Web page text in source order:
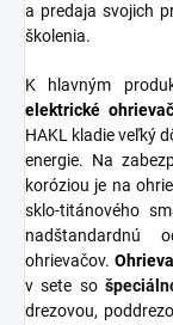
a predaja svojich
školenia.
K hlavným
elektrické
HAKL kladie veľký
energie. Na
koróziou je na
sklo-titánového
nadštandardnú
ohrievačov.
v sete so
drezovou,